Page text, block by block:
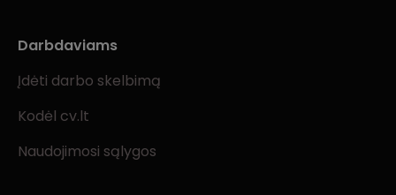
Darbdaviams
Įdėti darbo skelbimą
Kodėl cv.lt
Naudojimosi sąlygos